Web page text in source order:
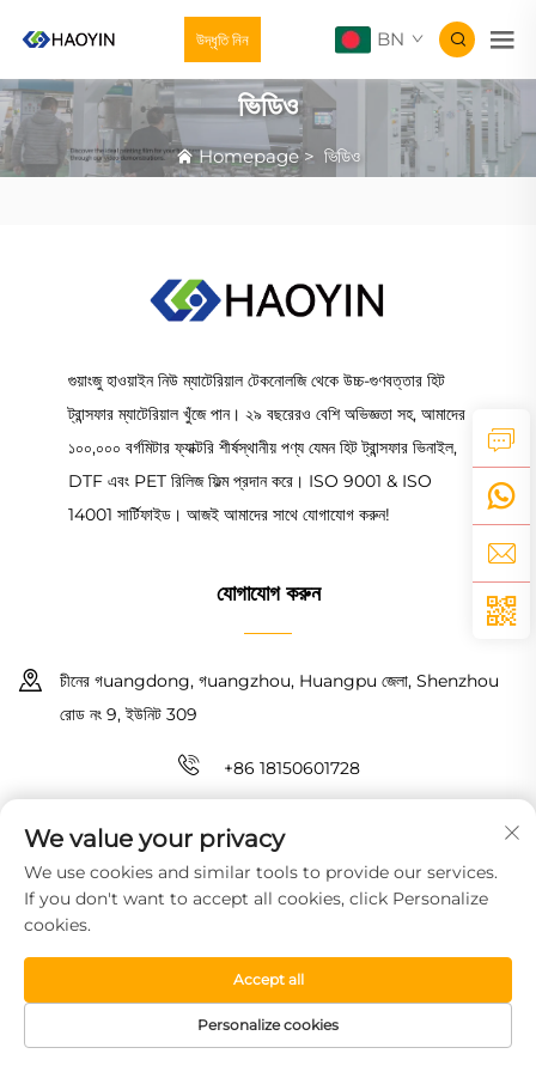
উদ্ধৃতি নিন BN
ভিডিও
Homepage> ভিডিও
গুয়াংজু হাওয়াইন নিউ ম্যাটেরিয়াল টেকনোলজি থেকে উচ্চ-গুণবত্তার হিট
ট্রান্সফার ম্যাটেরিয়াল খুঁজে পান। ২৯ বছরেরও বেশি অভিজ্ঞতা সহ, আমাদের
১০০,০০০ বর্গমিটার ফ্যাক্টরি শীর্ষস্থানীয় পণ্য যেমন হিট ট্রান্সফার ভিনাইল,
DTF এবং PET রিলিজ ফিল্ম প্রদান করে। ISO 9001 & ISO
14001 সার্টিফাইড। আজই আমাদের সাথে যোগাযোগ করুন!
যোগাযোগ করুন
চীনের গuangdong, গuangzhou, Huangpu জেলা, Shenzhou
রোড নং 9, ইউনিট 309
+86 18150601728
কপিরাইট © 2026 গুয়াংঝো হাওইন নিউ ম্যাটেরিয়াল টেকনোলজি কো., লিমিটেড। সমস্ত অধিকার
সংরক্ষিত। গোপনীয়তা নীতি
HOMEPAGE পণ্য সামগ্রী বিনামূল্যে নমুনা টেলিফোন
We value your privacy
We use cookies and similar tools to provide our services.
If you don't want to accept all cookies, click Personalize
cookies.
Personalize cookies
Accept all